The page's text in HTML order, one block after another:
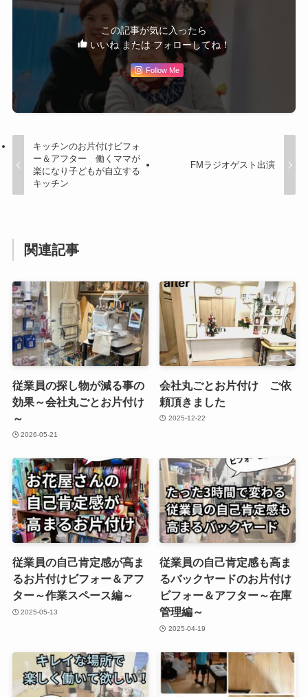
この記事が気に入ったら
いいね または フォローしてね！
Follow Me
キッチンのお片付けビフォ
ー＆アフター 働くママが
楽になり子どもが自立する
キッチン
FMラジオゲスト出演
関連記事
従業員の探し物が減る事の
効果～会社丸ごとお片付け
～
2026-05-21
会社丸ごとお片付け ご依
頼頂きました
2025-12-22
従業員の自己肯定感が高ま
るお片付けビフォー＆アフ
ター～作業スペース編～
2025-05-13
従業員の自己肯定感も高ま
るバックヤードのお片付け
ビフォー＆アフター～在庫
管理編～
2025-04-19